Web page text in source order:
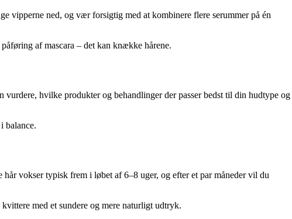
vipperne ned, og vær forsigtig med at kombinere flere serummer på én
af mascara – det kan knække hårene.
hvilke produkter og behandlinger der passer bedst til din hudtype og
balance.
vokser typisk frem i løbet af 6–8 uger, og efter et par måneder vil du
med et sundere og mere naturligt udtryk.